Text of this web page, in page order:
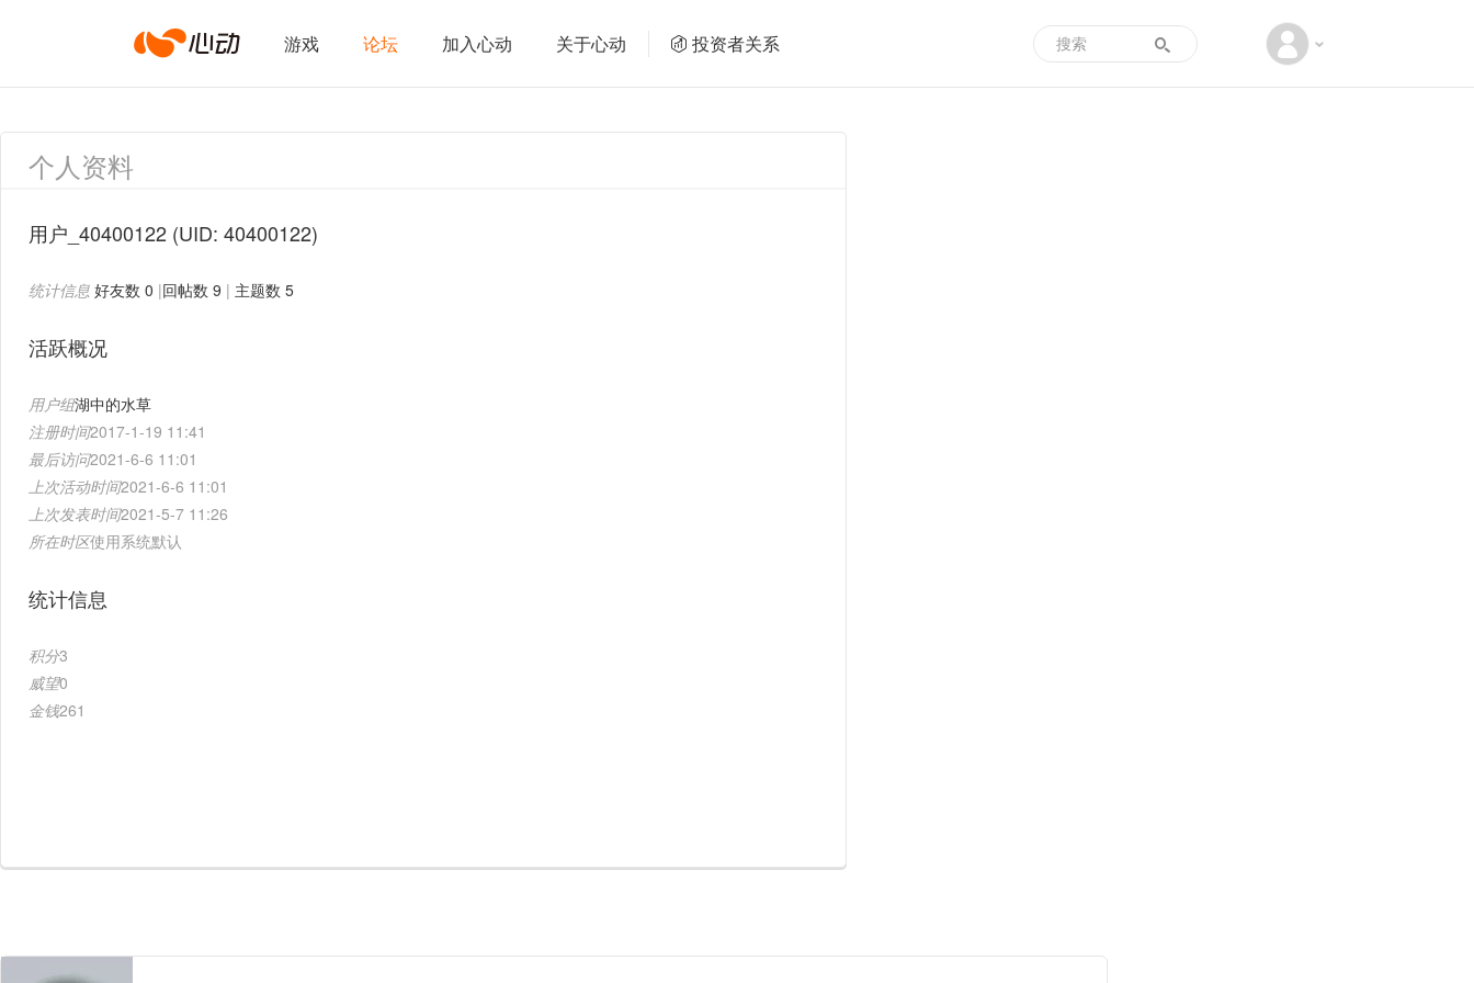
心
动
络
游戏 论坛 加入心动 关于心动 投资者关系
个人资料
用户_40400122 (UID: 40400122)
统计信息 好友数 0 |回帖数 9 | 主题数 5
活跃概况
用户组湖中的水草
注册时间2017-1-19 11:41
最后访问2021-6-6 11:01
上次活动时间2021-6-6 11:01
上次发表时间2021-5-7 11:26
所在时区使用系统默认
统计信息
积分3
威望0
金钱261